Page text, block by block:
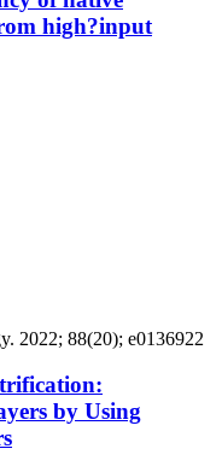
high?input
2022; 88(20); e0136922
by Using